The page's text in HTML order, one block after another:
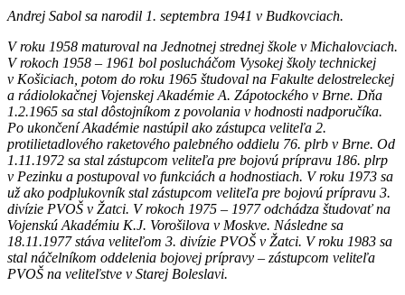
Andrej Sabol sa narodil 1. septembra 1941 v Budkovciach.
V roku 1958 maturoval na Jednotnej strednej škole v Michalovciach.
V rokoch 1958 – 1961 bol poslucháčom Vysokej školy technickej
v Košiciach, potom do roku 1965 študoval na Fakulte delostreleckej
a rádiolokačnej Vojenskej Akadémie A. Zápotockého v Brne. Dňa
1.2.1965 sa stal dôstojníkom z povolania v hodnosti nadporučíka.
Po ukončení Akadémie nastúpil ako zástupca veliteľa 2.
protilietadlového raketového palebného oddielu 76. plrb v Brne. Od
1.11.1972 sa stal zástupcom veliteľa pre bojovú prípravu 186. plrp
v Pezinku a postupoval vo funkciách a hodnostiach. V roku 1973 sa
už ako podplukovník stal zástupcom veliteľa pre bojovú prípravu 3.
divízie PVOŠ v Žatci. V rokoch 1975 – 1977 odchádza študovať na
Vojenskú Akadémiu K.J. Vorošilova v Moskve. Následne sa
18.11.1977 stáva veliteľom 3. divízie PVOŠ v Žatci. V roku 1983 sa
stal náčelníkom oddelenia bojovej prípravy – zástupcom veliteľa
PVOŠ na veliteľstve v Starej Boleslavi.